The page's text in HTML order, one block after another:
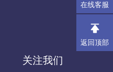
关注我们
在线客服
返回顶部